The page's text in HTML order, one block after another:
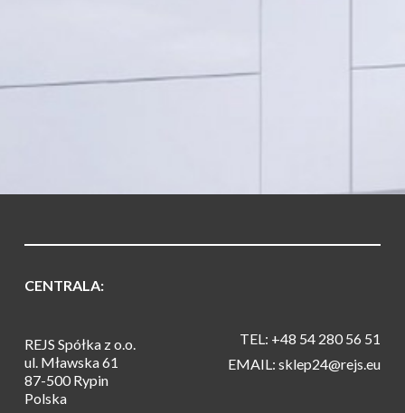
CENTRALA:
REJS Spółka z o.o.
ul. Mławska 61
87-500 Rypin
Polska
TEL: +48 54 280 56 51
EMAIL: sklep24@rejs.eu